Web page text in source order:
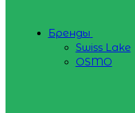
Бренды
Swiss Lake
OSMO